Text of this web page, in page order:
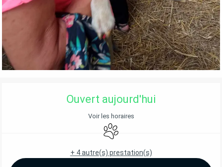
OUVERTURE ET COORDONNÉES
Ouvert aujourd'hui
Voir les horaires
Animaux acceptés
+ 4 autre(s) prestation(s)